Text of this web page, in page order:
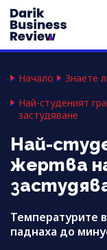
Начало
Знаете
Най-студеният
застудяване
Най-
жертва
Температурите
паднаха до